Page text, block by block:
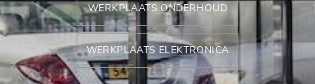
WERKPLAATS ONDERHOUD
WERKPLAATS ELEKTRONICA